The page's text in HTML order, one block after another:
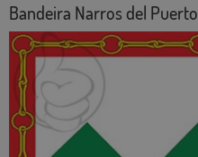
Bandeira Narros del Puerto